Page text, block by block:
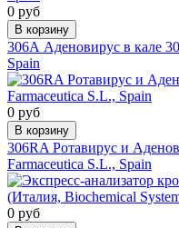
0 руб
В корзину
306А Аденовирус в кале
Spain
0 руб
В корзину
306RA Ротавирус и
Farmaceutica S.L., Spain
0 руб